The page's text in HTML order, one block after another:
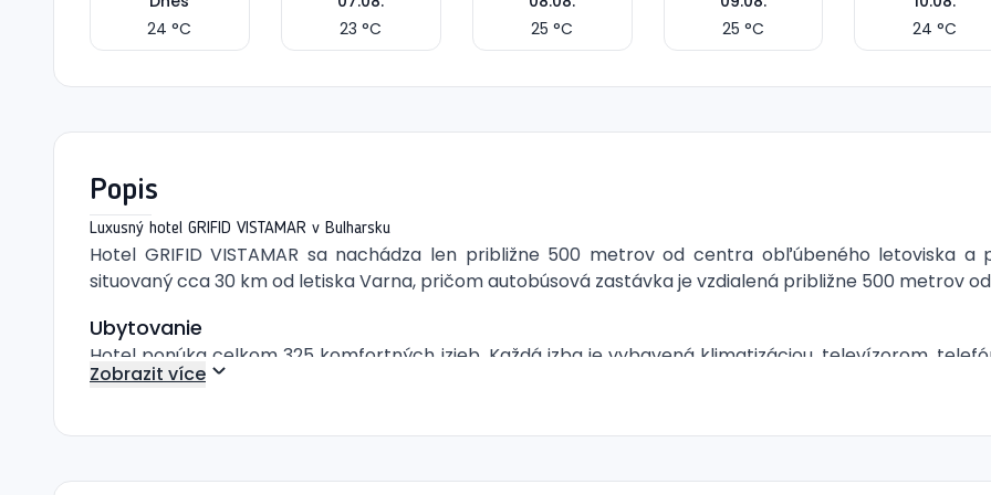
24 °C
23 °C
25 °C
25 °C
24 °C
Popis
Luxusný hotel GRIFID VISTAMAR v Bulharsku
Hotel GRIFID VISTAMAR sa nachádza len približne 500 metrov od centra obľúbeného letoviska
situovaný cca 30 km od letiska Varna, pričom autobúsová zastávka je vzdialená približne 500 metrov
Ubytovanie
Hotel ponúka celkom 325 komfortných izieb. Každá izba je vybavená klimatizáciou, televízorom,
doplňovaný. Hostia môžu využiť aj trezor, ktorý je k dispozícii bez poplatku. V kúpeľni nechýba vysúšač
Jednolôžkový pokoj
Zobrazit více